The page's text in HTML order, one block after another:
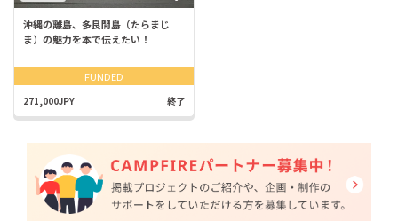
沖縄の離島、多良間島（たらまじ
ま）の魅力を本で伝えたい！
FUNDED
271,000JPY 終了